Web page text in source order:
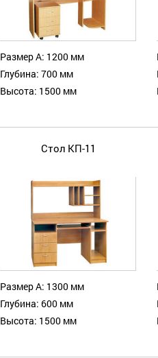
Размер А: 1200 мм
Глубина: 700 мм
Высота: 1500 мм
Стол КП-11
Размер А: 1300 мм
Глубина: 600 мм
Высота: 1500 мм